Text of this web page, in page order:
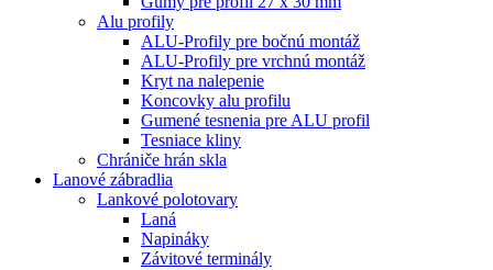
Alu profily
ALU-Profily pre bočnú montáž
ALU-Profily pre vrchnú montáž
Kryt na nalepenie
Koncovky alu profilu
Gumené tesnenia pre ALU profil
Tesniace kliny
Chrániče hrán skla
Lanové zábradlia
Lankové polotovary
Laná
Napináky
Závitové terminály